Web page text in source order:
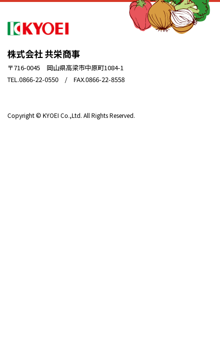
株式会社 共栄商事
〒716-0045 岡山県高梁市中原町1084-1
TEL.0866-22-0550 / FAX.0866-22-8558
Copyright © KYOEI Co.,Ltd. All Rights Reserved.